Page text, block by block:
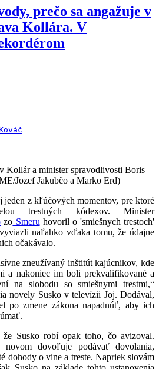
prečo sa angažuje v
Kollára. V
Kollár a minister spravodlivosti Boris
Jozef Jakubčo a Marko Erd)
jeden z kľúčových momentov, pre ktoré
trestných kódexov. Minister
zo Smeru hovoril o 'smiešnych trestoch'
naľahko vďaka tomu, že údajne
očakávalo.
zneužívaný inštitút kajúcnikov, kde
a nakoniec im boli prekvalifikované a
na slobodu so smiešnymi trestmi,“
novely Susko v televízii Joj. Dodával,
po zmene zákona napadnúť, aby ich
Susko robí opak toho, čo avizoval.
dovoľuje podávať dovolania,
dohody o vine a treste. Napriek slovám